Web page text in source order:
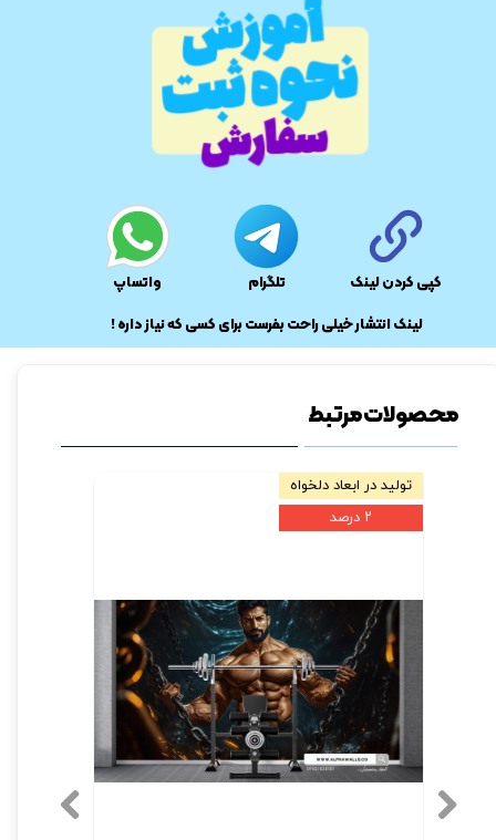
کپی کردن لینک تلگرام
واتساپ
​لینک انتشار خیلی راحت بفرست برای کسی که نیاز داره !
محصولات مرتبط
تولید در ابعاد دلخواه
۲ درصد